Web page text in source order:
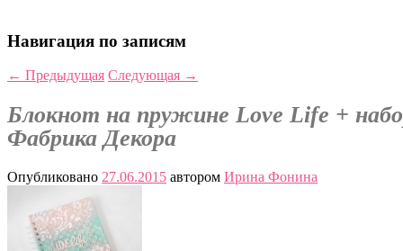
Навигация по записям
← Предыдущая Следующая →
Блокнот на пружине Love Life +
Фабрика Декора
Опубликовано 27.06.2015 автором Ирина Фонина